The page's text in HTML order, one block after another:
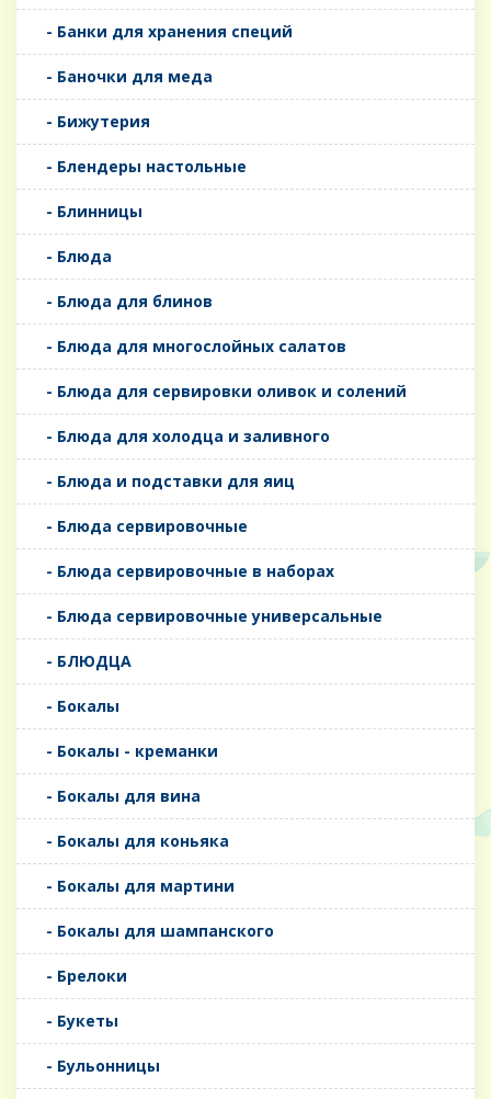
- Банки для хранения специй
- Баночки для меда
- Бижутерия
- Блендеры настольные
- Блинницы
- Блюда
- Блюда для блинов
- Блюда для многослойных салатов
- Блюда для сервировки оливок и солений
- Блюда для холодца и заливного
- Блюда и подставки для яиц
- Блюда сервировочные
- Блюда сервировочные в наборах
- Блюда сервировочные универсальные
- БЛЮДЦА
- Бокалы
- Бокалы - креманки
- Бокалы для вина
- Бокалы для коньяка
- Бокалы для мартини
- Бокалы для шампанского
- Брелоки
- Букеты
- Бульонницы